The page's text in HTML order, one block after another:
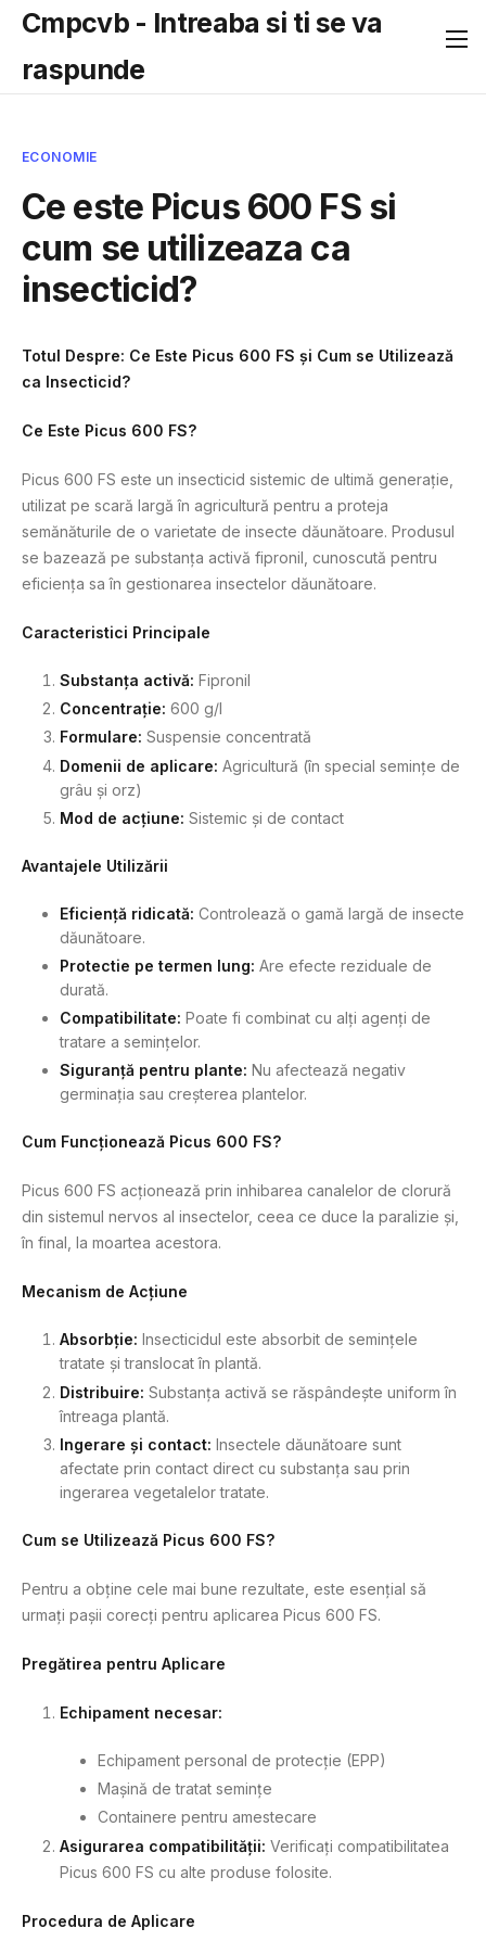
Cmpcvb - Intreaba si ti se va
raspunde
ECONOMIE
Ce este Picus 600 FS si
cum se utilizeaza ca
insecticid?
Totul Despre: Ce Este Picus 600 FS și Cum se Utilizează
ca Insecticid?
Ce Este Picus 600 FS?
Picus 600 FS este un insecticid sistemic de ultimă generație,
utilizat pe scară largă în agricultură pentru a proteja
semănăturile de o varietate de insecte dăunătoare. Produsul
se bazează pe substanța activă fipronil, cunoscută pentru
eficiența sa în gestionarea insectelor dăunătoare.
Caracteristici Principale
Substanța activă: Fipronil
Concentrație: 600 g/l
Formulare: Suspensie concentrată
Domenii de aplicare: Agricultură (în special semințe de
grâu și orz)
Mod de acțiune: Sistemic și de contact
Avantajele Utilizării
Eficiență ridicată: Controlează o gamă largă de insecte
dăunătoare.
Protectie pe termen lung: Are efecte reziduale de
durată.
Compatibilitate: Poate fi combinat cu alți agenți de
tratare a semințelor.
Siguranță pentru plante: Nu afectează negativ
germinația sau creșterea plantelor.
Cum Funcționează Picus 600 FS?
Picus 600 FS acționează prin inhibarea canalelor de clorură
din sistemul nervos al insectelor, ceea ce duce la paralizie și,
în final, la moartea acestora.
Mecanism de Acțiune
Absorbție: Insecticidul este absorbit de semințele
tratate și translocat în plantă.
Distribuire: Substanța activă se răspândește uniform în
întreaga plantă.
Ingerare și contact: Insectele dăunătoare sunt
afectate prin contact direct cu substanța sau prin
ingerarea vegetalelor tratate.
Cum se Utilizează Picus 600 FS?
Pentru a obține cele mai bune rezultate, este esențial să
urmați pașii corecți pentru aplicarea Picus 600 FS.
Pregătirea pentru Aplicare
Echipament necesar:
Echipament personal de protecție (EPP)
Mașină de tratat semințe
Containere pentru amestecare
Asigurarea compatibilității: Verificați compatibilitatea
Picus 600 FS cu alte produse folosite.
Procedura de Aplicare